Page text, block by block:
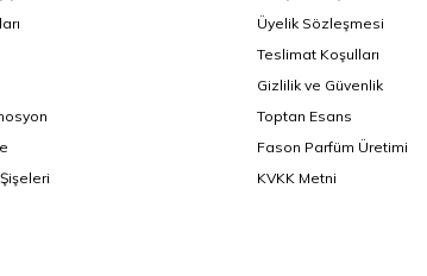
Üyelik Sözleşmesi
Teslimat Koşulları
Gizlilik ve Güvenlik
Toptan Esans
Fason Parfüm Üretimi
KVKK Metni